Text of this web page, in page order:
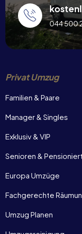
044 500
Privat Umzug
Familien & Paare
Manager & Singles
Exklusiv & VIP
Senioren &
Europa Umzüge
Fachgerechte
Umzug Planen